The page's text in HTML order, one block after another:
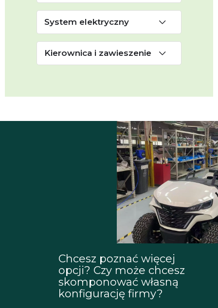
System elektryczny
Kierownica i zawieszenie
Chcesz poznać więcej
opcji? Czy może chcesz
skomponować własną
konfigurację firmy?